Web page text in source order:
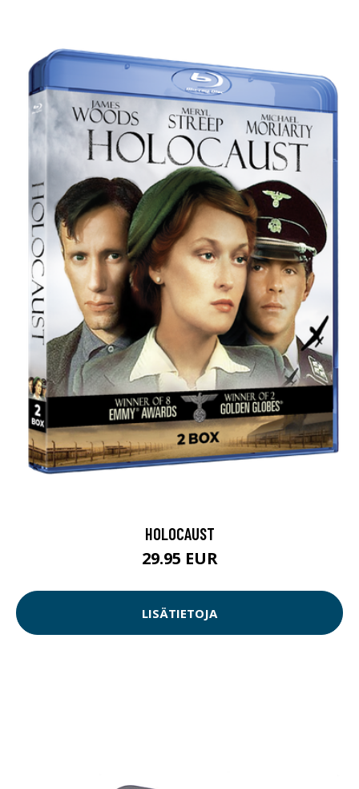
HOLOCAUST
29.95 EUR
LISÄTIETOJA